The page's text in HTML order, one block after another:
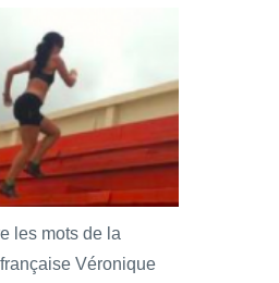
les mots de la
Véronique